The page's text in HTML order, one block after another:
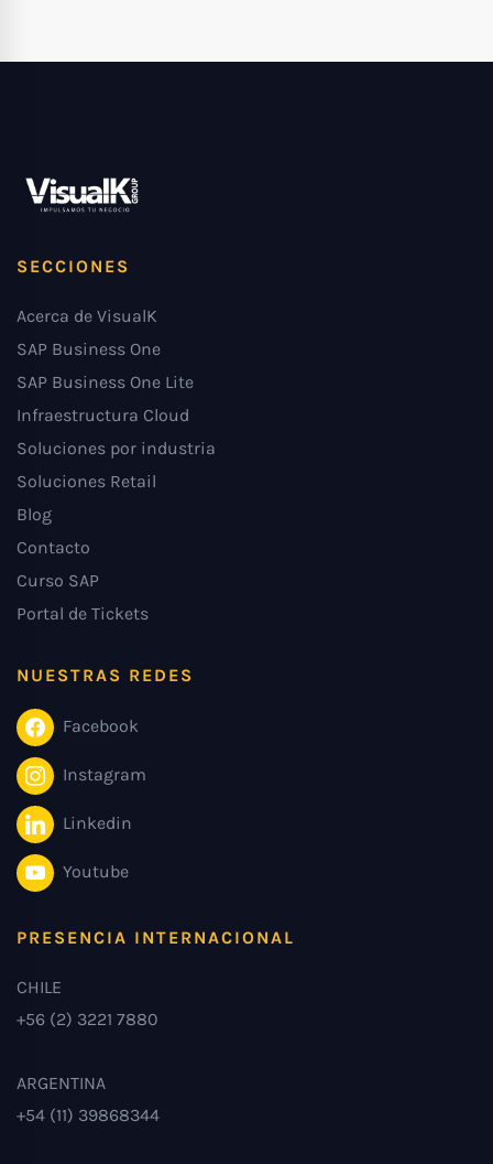
SECCIONES
Acerca de VisualK
SAP Business One
SAP Business One Lite
Infraestructura Cloud
Soluciones por industria
Soluciones Retail
Blog
Contacto
Curso SAP
Portal de Tickets
NUESTRAS REDES
Facebook
Instagram
Linkedin
Youtube
PRESENCIA INTERNACIONAL
CHILE
+56 (2) 3221 7880
ARGENTINA
+54 (11) 39868344